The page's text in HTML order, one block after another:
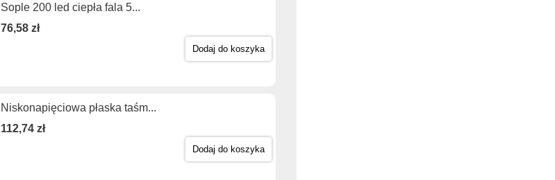
Sople 200 led ciepła fala 5...
76,58 zł
Dodaj do koszyka
Niskonapięciowa płaska taśm...
112,74 zł
Dodaj do koszyka